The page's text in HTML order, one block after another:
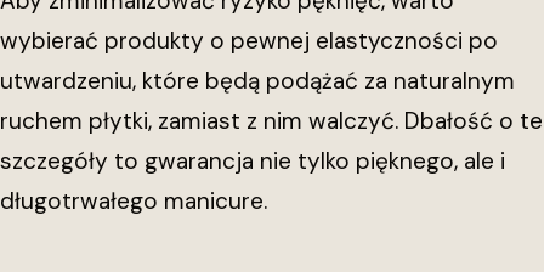
wybierać produkty o pewnej elastyczności po
utwardzeniu, które będą podążać za naturalnym
ruchem płytki, zamiast z nim walczyć. Dbałość o te
szczegóły to gwarancja nie tylko pięknego, ale i
długotrwałego manicure.